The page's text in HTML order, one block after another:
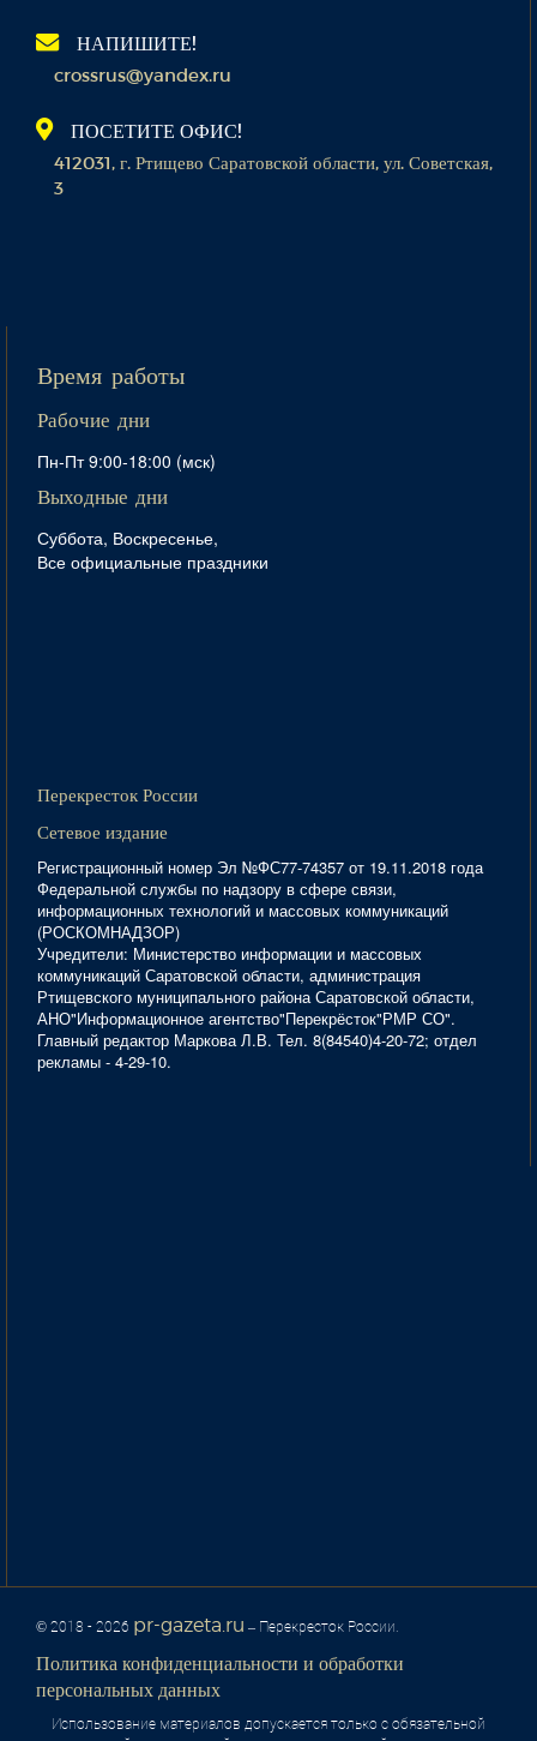
НАПИШИТЕ!
crossrus@yandex.ru
ПОСЕТИТЕ ОФИС!
412031, г. Ртищево Саратовской области, ул. Советская,
3
Время работы
Рабочие дни
Пн-Пт 9:00-18:00 (мск)
Выходные дни
Суббота, Воскресенье,
Все официальные праздники
Перекресток России
Сетевое издание
Регистрационный номер Эл №ФС77-74357 от 19.11.2018 года
Федеральной службы по надзору в сфере связи,
информационных технологий и массовых коммуникаций
(РОСКОМНАДЗОР)
Учредители: Министерство информации и массовых
коммуникаций Саратовской области, администрация
Ртищевского муниципального района Саратовской области,
АНО"Информационное агентство"Перекрёсток"РМР СО".
Главный редактор Маркова Л.В. Тел. 8(84540)4-20-72; отдел
рекламы - 4-29-10.
© 2018 - 2026 pr-gazeta.ru – Перекресток России.
Политика конфиденциальности и обработки
персональных данных
Использование материалов допускается только с обязательной